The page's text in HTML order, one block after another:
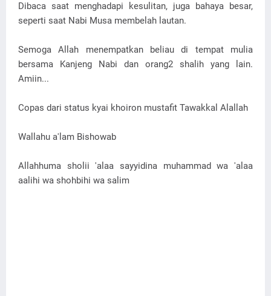
Dibaca saat menghadapi kesulitan, juga bahaya besar,
seperti saat Nabi Musa membelah lautan.
Semoga Allah menempatkan beliau di tempat mulia
bersama Kanjeng Nabi dan orang2 shalih yang lain.
Amiin...
Copas dari status kyai khoiron mustafit Tawakkal Alallah
Wallahu a'lam Bishowab
Allahhuma sholii 'alaa sayyidina muhammad wa 'alaa
aalihi wa shohbihi wa salim